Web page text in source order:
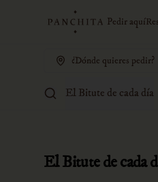
Pedir aquí
¿Dónde quieres pedir?
El Bitute de cada día
El Bitute de cada